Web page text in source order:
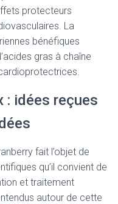
protecteurs
La
bénéfiques
gras à chaîne
: idées reçues
fait l’objet de
qu’il convient de
et traitement
autour de cette